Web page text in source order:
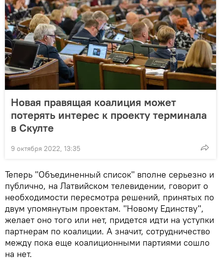
Новая правящая коалиция может
потерять интерес к проекту терминала
в Скулте
9 октября 2022, 13:35
Теперь "Объединенный список" вполне серьезно и
публично, на Латвийском телевидении, говорит о
необходимости пересмотра решений, принятых по
двум упомянутым проектам. "Новому Единству",
желает оно того или нет, придется идти на уступки
партнерам по коалиции. А значит, сотрудничество
между пока еще коалиционными партиями сошло
на нет.